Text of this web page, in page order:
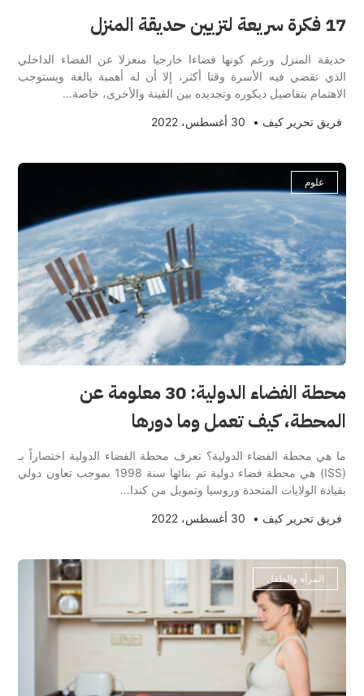
17 فكرة سريعة لتزيين حديقة المنزل
حديقة المنزل ورغم كونها فضاءا خارجيا منعزلا عن الفضاء الداخلي
الذي تقضي فيه الأسرة وقتا أكثر، إلا أن له أهمية بالغة ويستوجب
الاهتمام بتفاصيل ديكوره وتجديده بين الفينة والأخرى، خاصة…
فريق تحرير كيف • 30 أغسطس، 2022
علوم
محطة الفضاء الدولية: 30 معلومة عن
المحطة، كيف تعمل وما دورها
ما هي محطة الفضاء الدولية؟ تعرف محطة الفضاء الدولية اختصاراً بـ
(ISS) هي محطة فضاء دولية تم بنائها سنة 1998 بموجب تعاون دولي
بقيادة الولايات المتحدة وروسيا وتمويل من كندا…
فريق تحرير كيف • 30 أغسطس، 2022
المرأة والطفل